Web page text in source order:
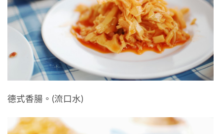
德式香腸。(流口水)